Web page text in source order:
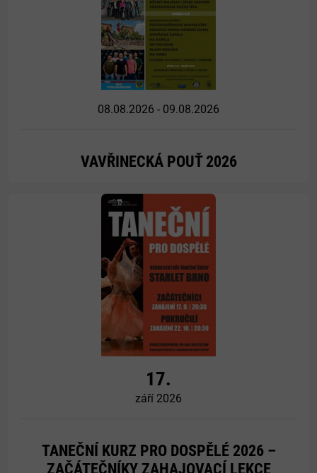
08.08.2026 - 09.08.2026
VAVŘINECKÁ POUŤ 2026
17.
září 2026
TANEČNÍ KURZ PRO DOSPĚLÉ 2026 –
ZAČÁTEČNÍKY ZAHAJOVACÍ LEKCE